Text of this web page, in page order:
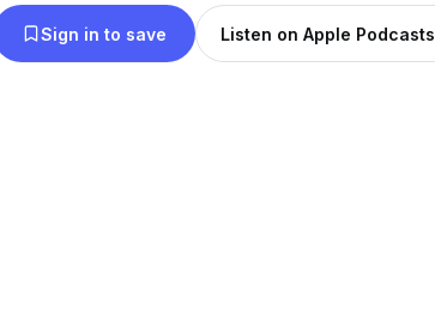
Sign in to save Listen on Apple Podcasts